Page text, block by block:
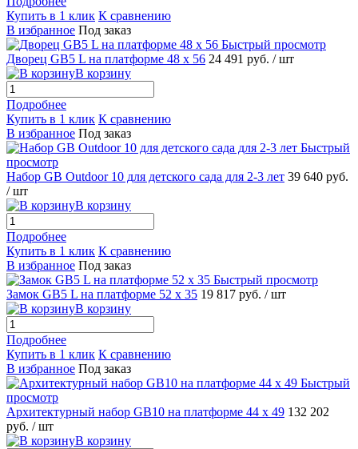
Купить в 1 клик К сравнению
В избранное Под заказ
Быстрый просмотр
Дворец GB5 L на платформе 48 х 56 24 491 руб. / шт
В корзину
Подробнее
Купить в 1 клик К сравнению
В избранное Под заказ
Быстрый
просмотр
Набор GB Outdoor 10 для детского сада для 2-3 лет 39 640 руб.
/ шт
В корзину
Подробнее
Купить в 1 клик К сравнению
В избранное Под заказ
Быстрый просмотр
Замок GB5 L на платформе 52 х 35 19 817 руб. / шт
В корзину
Подробнее
Купить в 1 клик К сравнению
В избранное Под заказ
Быстрый
просмотр
Архитектурный набор GB10 на платформе 44 х 49 132 202
руб. / шт
В корзину